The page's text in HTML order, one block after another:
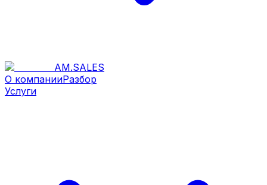
AM.SALES
О компанииРазбор
Услуги